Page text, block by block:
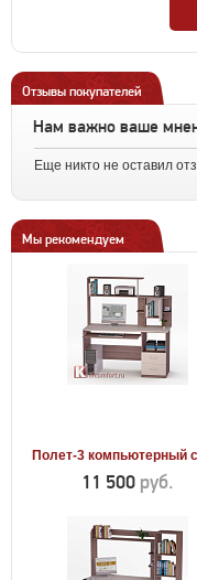
Отзывы покупателей
Нам важно ваше
Еще никто не оставил
Мы рекомендуем
Полет-3 компьютерный
11 500 руб.